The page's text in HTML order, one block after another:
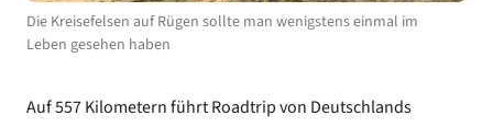
Die Kreisefelsen auf Rügen sollte man wenigstens einmal im
Leben gesehen haben
Auf 557 Kilometern führt Roadtrip von Deutschlands